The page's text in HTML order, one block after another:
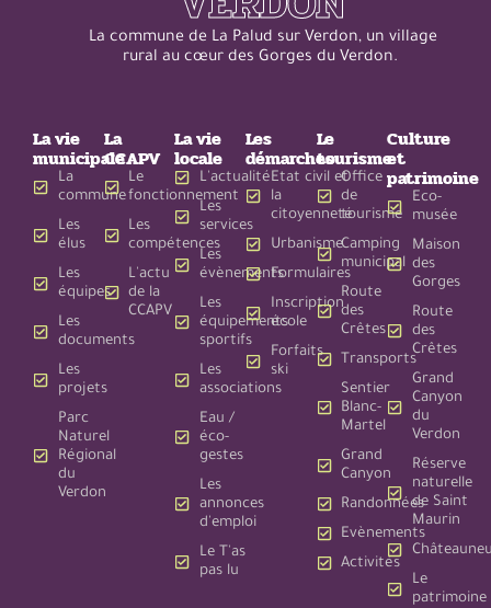
La commune de La Palud sur Verdon, un village
rural au cœur des Gorges du Verdon.
La vie
municipale
La
commune
Les
élus
Les
équipes
Les
documents
Les
projets
Parc
Naturel
Régional
du
Verdon
La
CCAPV
Le
fonctionnement
Les
compétences
L'actu
de la
CCAPV
La vie
locale
L'actualité
Les
services
Les
évènements
Les
équipements
sportifs
Les
associations
Eau /
éco-
gestes
Les
annonces
d'emploi
Le T'as
pas lu
Les
démarches
Etat civil et
la
citoyenneté
Urbanisme
Formulaires
Inscription
école
Forfaits
ski
Le
tourisme
Office
de
tourisme
Camping
municipal
Route
des
Crêtes
Transports
Sentier
Blanc-
Martel
Grand
Canyon
Randonnées
Evènements
Activités
Culture
et
patrimoine
Eco-
musée
Maison
des
Gorges
Route
des
Crêtes
Grand
Canyon
du
Verdon
Réserve
naturelle
de Saint
Maurin
Le
patrimoine